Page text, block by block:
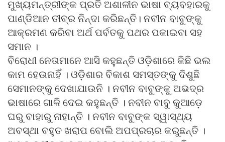
ମୁଖ୍ୟମନ୍ତ୍ରୀଙ୍କ ପ୍ରତି ଅଶାଳୀନ ଭାଷା ବ୍ୟବହାରକୁ
ପାଣ୍ଡିଆନ ତୀବ୍ର ନିନ୍ଦା କରିଛନ୍ତି। ନବୀନ ବାବୁଙ୍କୁ
ଆକ୍ରମଣ କରିବା ଅର୍ଥ ପର୍ବତକୁ ପଥର ପକାଇବା ସହ
ସମାନ ।
ବିରୋଧୀ ନେତାମାନେ ଆସି କହୁଛନ୍ତି ଓଡ଼ିଶାରେ କିଛି ଭଲ
କାମ ହେଉନାହିଁ । ଓଡ଼ିଶାର ବିକାଶ ସମସ୍ତଙ୍କୁ ଦିଶୁଛି
ସେମାନଙ୍କୁ ଦେଖାଯାଉନି । ନବୀନ ବାବୁଙ୍କୁ ଅଭଦ୍ର
ଭାଷାରେ ଗାଳି ଦେଇ କହୁଛନ୍ତି । ନବୀନ ବାବୁ କୁଆଡ଼େ
ଘରୁ ବାହାରୁ ନାହାନ୍ତି । ନବୀନ ବାବୁଙ୍କ ସ୍ୱାସ୍ଥ୍ୟ
ଅବସ୍ଥା ବହୁତ ଖରାପ ବୋଲି ଅପପ୍ରଚାର କରୁଛନ୍ତି ।